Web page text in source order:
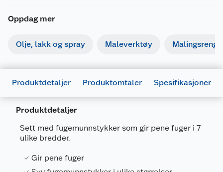
Oppdag mer
Olje, lakk og spray Maleverktøy
Produktdetaljer Produktomtaler Spesifikasjoner
Produktdetaljer
Sett med fugemunnstykker som gir pene fuger i 7
ulike bredder.
Gir pene fuger
Generelt
Artikkelnummer
7025180718364